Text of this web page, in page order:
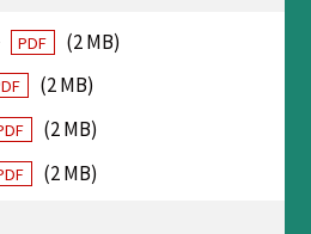
PDF
(2 MB)
(2 MB)
(2 MB)
(2 MB)